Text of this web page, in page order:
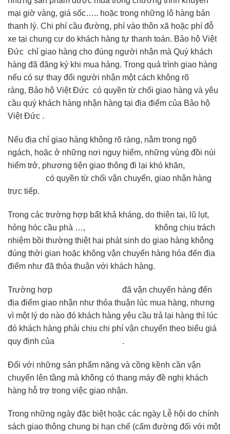
mại giờ vàng, giá sốc….. hoặc trong những lô hàng bán
thanh lý. Chi phí cầu đường, phí vào thôn xã hoặc phí đỗ
xe tại chung cư do khách hàng tự thanh toán. Bảo hộ Việt
Đức chỉ giao hàng cho đúng người nhận mà Quý khách
hàng đã đăng ký khi mua hàng. Trong quá trình giao hàng
nếu có sự thay đổi người nhận một cách không rõ
ràng, Bảo hộ Việt Đức có quyền từ chối giao hàng và yêu
cầu quý khách hàng nhận hàng tại địa điểm của Bảo hộ
Việt Đức .
Nếu địa chỉ giao hàng không rõ ràng, nằm trong ngõ
ngách, hoặc ở những nơi nguy hiểm, những vùng đồi núi
hiểm trở, phương tiện giao thông đi lại khó khăn,
có quyền từ chối vận chuyển, giao nhận hàng
trực tiếp.
Trong các trường hợp bất khả kháng, do thiên tai, lũ lụt,
hỏng hóc cầu phà …,
không chịu trách
nhiệm bồi thường thiệt hại phát sinh do giao hàng không
đúng thời gian hoặc không vận chuyển hàng hóa đến địa
điểm như đã thỏa thuận với khách hàng.
Trường hợp
đã vận chuyển hàng đến
địa điểm giao nhận như thỏa thuận lúc mua hàng, nhưng
vì một lý do nào đó khách hàng yêu cầu trả lại hàng thì lúc
đó khách hàng phải chịu chi phí vận chuyển theo biểu giá
quy định của
.
Đối với những sản phẩm nặng và cồng kềnh cần vận
chuyển lên tầng mà không có thang máy đề nghị khách
hàng hỗ trợ trong việc giao nhận.
Trong những ngày đặc biệt hoặc các ngày Lễ hội do chính
sách giao thông chung bị hạn chế (cấm đường đối với một